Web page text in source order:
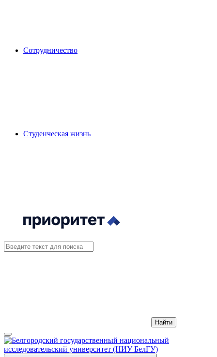
Сотрудничество
Студенческая жизнь
Найти